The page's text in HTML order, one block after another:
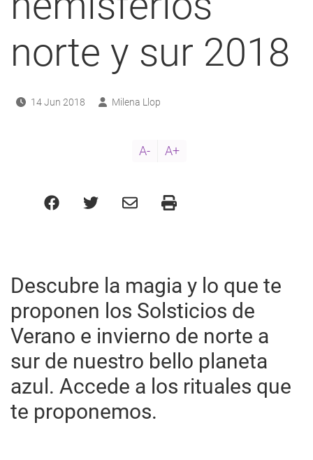
norte y sur 2018
14 Jun 2018 Milena Llop
A- A+
Descubre la magia y lo que te
proponen los Solsticios de
Verano e invierno de norte a
sur de nuestro bello planeta
azul. Accede a los rituales que
te proponemos.